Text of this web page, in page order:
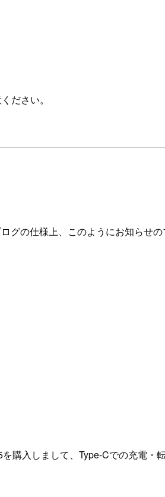
ださい。
の仕様上、このようにお知らせの
入しまして、Type-Cでの充電・転